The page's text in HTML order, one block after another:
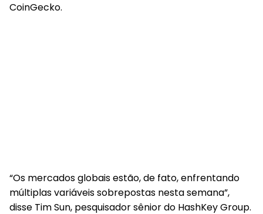
CoinGecko.
“Os mercados globais estão, de fato, enfrentando
múltiplas variáveis ​​sobrepostas nesta semana”,
disse Tim Sun, pesquisador sênior do HashKey Group.